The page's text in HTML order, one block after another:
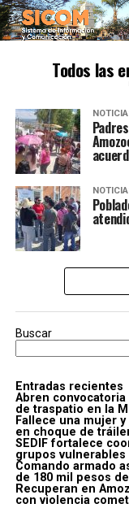
Todos las
Buscar
Entradas recientes
Abren
de traspatio en la
Fallece una mujer
en choque de
SEDIF fortalece
grupos vulnerables
Comando armado
de 180 mil pesos
Recuperan en
con violencia